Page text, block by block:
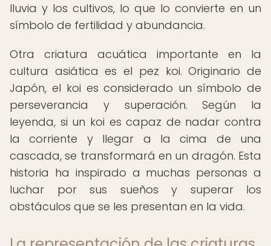
lluvia y los cultivos, lo que lo convierte en un
símbolo de fertilidad y abundancia.
Otra criatura acuática importante en la
cultura asiática es el pez koi. Originario de
Japón, el koi es considerado un símbolo de
perseverancia y superación. Según la
leyenda, si un koi es capaz de nadar contra
la corriente y llegar a la cima de una
cascada, se transformará en un dragón. Esta
historia ha inspirado a muchas personas a
luchar por sus sueños y superar los
obstáculos que se les presentan en la vida.